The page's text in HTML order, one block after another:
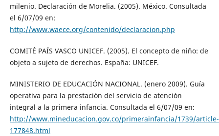
milenio. Declaración de Morelia. (2005). México. Consultada
el 6/07/09 en:
http://www.waece.org/contenido/declaracion.php
COMITÉ PAÍS VASCO UNICEF. (2005). El concepto de niño: de
objeto a sujeto de derechos. España: UNICEF.
MINISTERIO DE EDUCACIÓN NACIONAL. (enero 2009). Guía
operativa para la prestación del servicio de atención
integral a la primera infancia. Consultada el 6/07/09 en:
http://www.mineducacion.gov.co/primerainfancia/1739/article-
177848.html